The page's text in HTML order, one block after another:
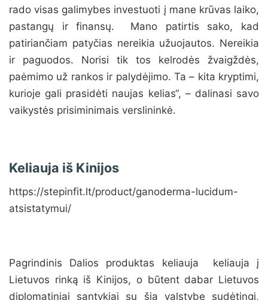
rado visas galimybes investuoti į mane krūvas laiko,
pastangų ir finansų. Mano patirtis sako, kad
patiriančiam patyčias nereikia užuojautos. Nereikia
ir paguodos. Norisi tik tos kelrodės žvaigždės,
paėmimo už rankos ir palydėjimo. Ta – kita kryptimi,
kurioje gali prasidėti naujas kelias“, – dalinasi savo
vaikystės prisiminimais verslininkė.
Keliauja iš Kinijos
https://stepinfit.lt/product/ganoderma-lucidum-
atsistatymui/
Pagrindinis Dalios produktas keliauja keliauja į
Lietuvos rinką iš Kinijos, o būtent dabar Lietuvos
diplomatiniai santykiai su šia valstybe sudėtingi,